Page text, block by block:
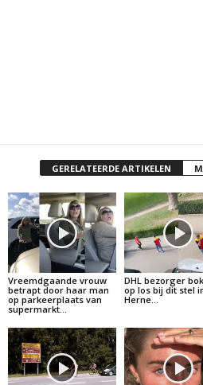
GERELATEERDE ARTIKELEN
Vreemdgaande vrouw
betrapt door haar man
op parkeerplaats van
supermarkt…
DHL bezorger
op los bij dit stel
Herne…